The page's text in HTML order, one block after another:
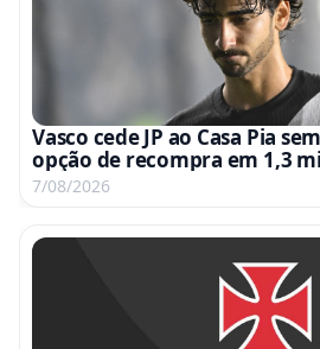
Vasco cede JP ao Casa Pia
opção de recompra em 1,3
7/08/2026